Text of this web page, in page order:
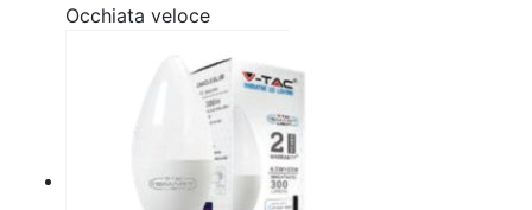
Occhiata veloce